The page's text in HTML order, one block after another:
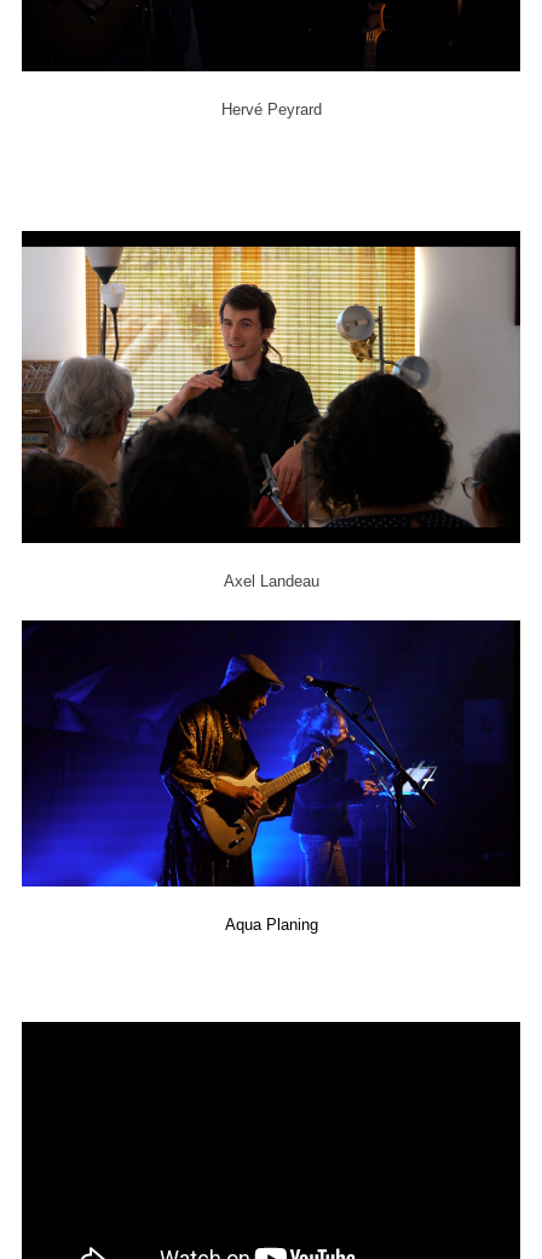
Hervé Peyrard
Axel Landeau
Aqua Planing